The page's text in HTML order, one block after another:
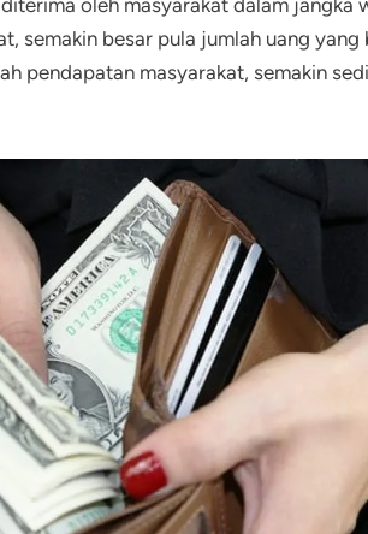
semakin besar pula jumlah uang yang
pendapatan masyarakat, semakin